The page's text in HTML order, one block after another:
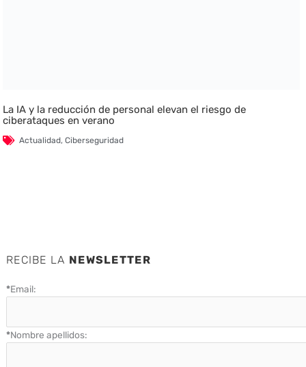
La IA y la reducción de personal elevan el riesgo de
ciberataques en verano
Actualidad,Ciberseguridad
RECIBE LA NEWSLETTER
*Email:
*Nombre apellidos: